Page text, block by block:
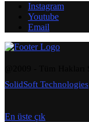
Instagram
Youtube
Email
SolidSoft Technologies
En üste çık